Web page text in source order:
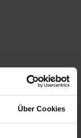
Über Cookies